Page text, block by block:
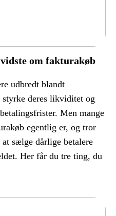
om fakturakøb
udbredt blandt
styrke deres likviditet og
Men mange
egentlig er, og tror
sælge dårlige betalere
Her får du tre ting, du